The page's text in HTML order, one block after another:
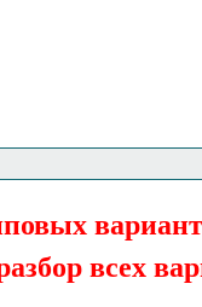
всех